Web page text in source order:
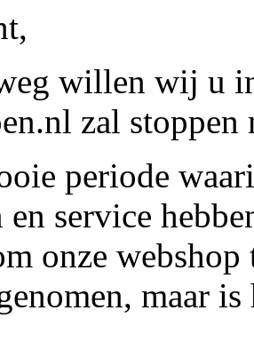
willen wij u
zal stoppen
periode
service
onze
maar